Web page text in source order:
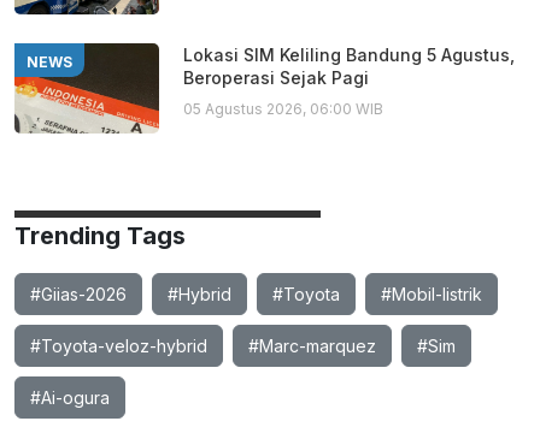
NEWS
Lokasi SIM Keliling Bandung 5 Agustus,
Beroperasi Sejak Pagi
05 Agustus 2026, 06:00 WIB
Trending Tags
#Giias-2026 #Hybrid #Toyota #Mobil-listrik
#Toyota-veloz-hybrid #Marc-marquez #Sim
#Ai-ogura